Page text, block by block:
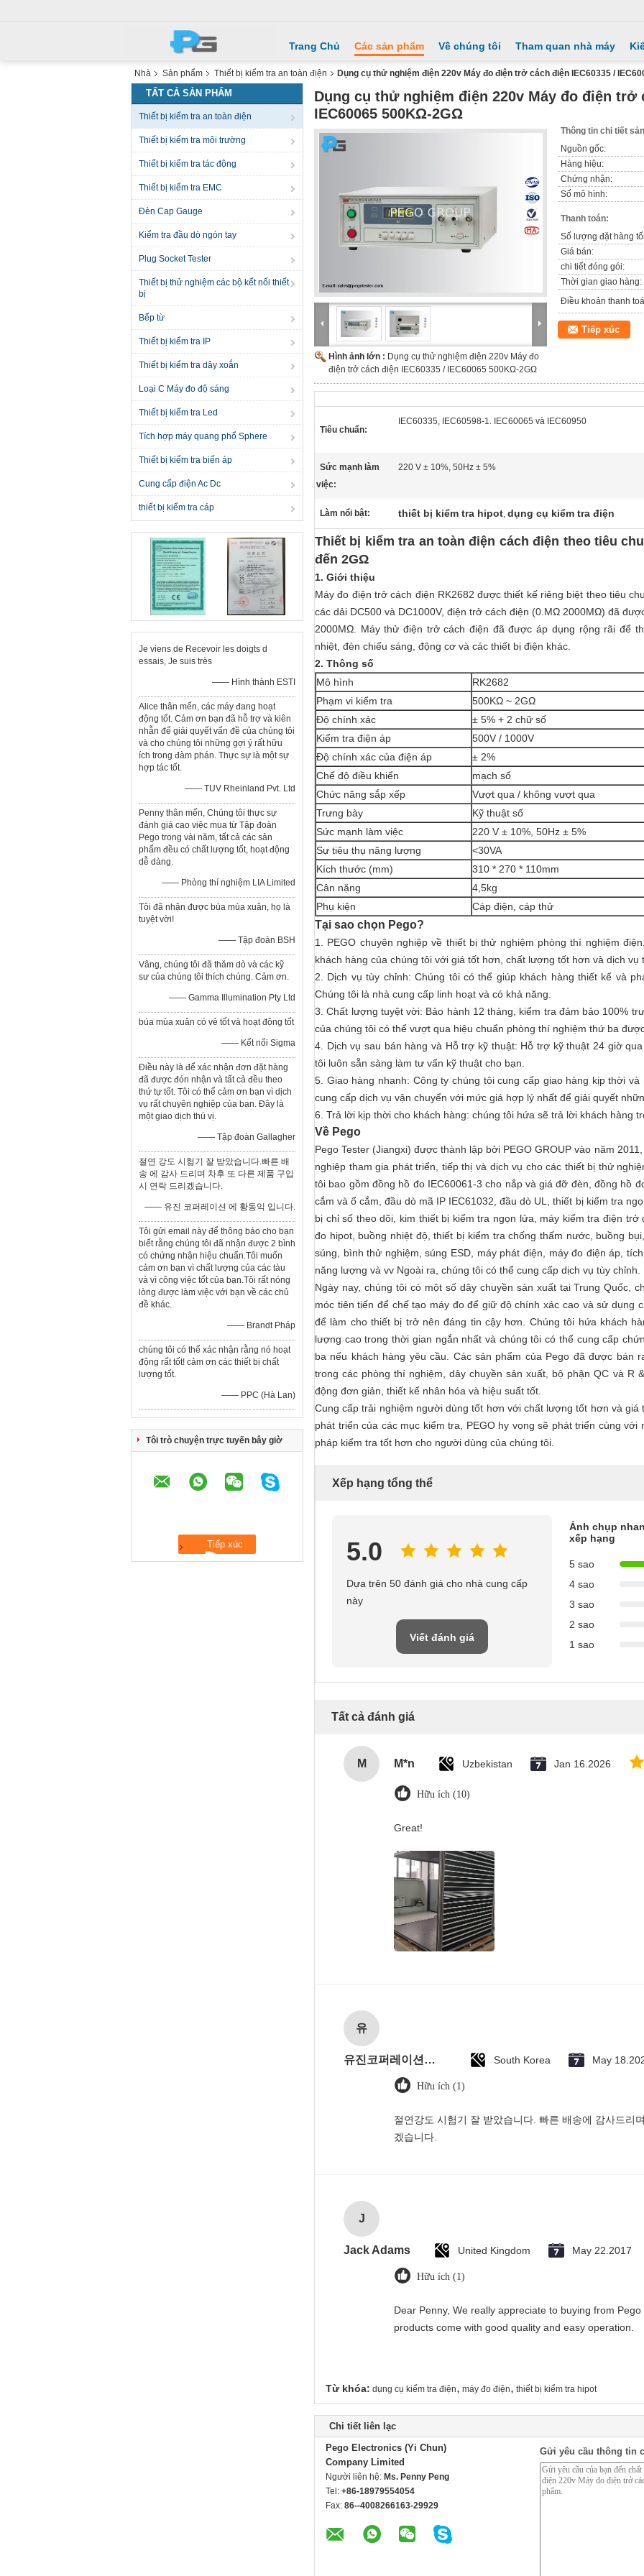
Trang Chủ Các sản phẩm Về chúng tôi Tham quan nhà máy
Nhà Sản phẩm Thiết bị kiểm tra an toàn điện Dụng cụ thử nghiệm điện 220v Máy đo điện trở cách điện IEC60335 /
TẤT CẢ SẢN PHẨM
Thiết bị kiểm tra an toàn điện
Thiết bị kiểm tra môi trường
Thiết bị kiểm tra tác động
Thiết bị kiểm tra EMC
Đèn Cap Gauge
Kiểm tra đầu dò ngón tay
Plug Socket Tester
Thiết bị thử nghiệm các bộ kết nối thiết
bị
Bếp từ
Thiết bị kiểm tra IP
Thiết bị kiểm tra dây xoắn
Loại C Máy đo độ sáng
Thiết bị kiểm tra Led
Tích hợp máy quang phổ Sphere
Thiết bị kiểm tra biến áp
Cung cấp điện Ac Dc
thiết bị kiểm tra cáp
Je viens de Recevoir les doigts d
essais, Je suis très
—— Hình thành ESTI
Alice thân mến, các máy đang hoạt
động tốt. Cảm ơn bạn đã hỗ trợ và kiên
nhẫn để giải quyết vấn đề của chúng tôi
và cho chúng tôi những gợi ý rất hữu
ích trong đàm phán. Thực sự là một sự
hợp tác tốt.
—— TUV Rheinland Pvt. Ltd
Penny thân mến, Chúng tôi thực sự
đánh giá cao việc mua từ Tập đoàn
Pego trong vài năm, tất cả các sản
phẩm đều có chất lượng tốt, hoạt động
dễ dàng.
—— Phòng thí nghiệm LIA Limited
Tôi đã nhận được búa mùa xuân, họ là
tuyệt vời!
—— Tập đoàn BSH
Vâng, chúng tôi đã thăm dò và các kỹ
sư của chúng tôi thích chúng. Cảm ơn.
—— Gamma Illumination Pty Ltd
búa mùa xuân có vẻ tốt và hoạt động tốt
—— Kết nối Sigma
Điều này là để xác nhận đơn đặt hàng
đã được đón nhận và tất cả đều theo
thứ tự tốt. Tôi có thể cảm ơn bạn vì dịch
vụ rất chuyên nghiệp của bạn. Đây là
một giao dịch thú vị.
—— Tập đoàn Gallagher
절연 강도 시험기 잘 받았습니다.빠른 배
송 에 감사 드리며 차후 또 다른 제품 구입
시 연락 드리겠습니다.
—— 유진 코퍼레이션 에 황동익 입니다.
Tôi gửi email này để thông báo cho bạn
biết rằng chúng tôi đã nhận được 2 bình
có chứng nhận hiệu chuẩn.Tôi muốn
cảm ơn bạn vì chất lượng của các tàu
và vì công việc tốt của bạn.Tôi rất nóng
lòng được làm việc với bạn về các chủ
đề khác.
—— Brandt Pháp
chúng tôi có thể xác nhận rằng nó hoạt
động rất tốt! cảm ơn các thiết bị chất
lượng tốt.
—— PPC (Hà Lan)
Tôi trò chuyện trực tuyến bây giờ
Dụng cụ thử nghiệm điện 220v Máy đo điện trở
IEC60065 500KΩ-2GΩ
Hình ảnh lớn : Dụng cụ thử nghiệm điện 220v Máy đo
điện trở cách điện IEC60335 / IEC60065 500KΩ-2GΩ
Thông tin chi tiết
Nguồn gốc:
Hàng hiệu:
Chứng nhận:
Số mô hình:
Thanh toán:
Số lượng đặt hàng
Giá bán:
chi tiết đóng gói:
Thời gian giao hàng:
Điều khoản thanh
Tiếp xúc
Tiêu chuẩn:
IEC60335, IEC60598-1. IEC60065 và IEC60950
Sức mạnh làm
việc:
220 V ± 10%, 50Hz ± 5%
Làm nổi bật: thiết bị kiểm tra hipot, dụng cụ kiểm tra điện
Thiết bị kiểm tra an toàn điện cách điện theo tiêu
đến 2GΩ
1. Giới thiệu
Máy đo điện trở cách điện RK2682 được thiết kế riêng biệt theo tiêu
các dải DC500 và DC1000V, điện trở cách điện (0.MΩ 2000MΩ) đã
2000MΩ. Máy thử điện trở cách điện đã được áp dụng rộng rãi để
nhiệt, đèn chiếu sáng, động cơ và các thiết bị điện khác.
2. Thông số
Mô hình
RK2682
Phạm vi kiểm tra
500KΩ ~ 2GΩ
Độ chính xác
± 5% + 2 chữ số
Kiểm tra điện áp
500V / 1000V
Độ chính xác của điện áp
± 2%
Chế độ điều khiển
mạch số
Chức năng sắp xếp
Vượt qua / không vượt qua
Trưng bày
Kỹ thuật số
Sức mạnh làm việc
220 V ± 10%, 50Hz ± 5%
Sự tiêu thụ năng lượng
<30VA
Kích thước (mm)
310 * 270 * 110mm
Cân nặng
4,5kg
Phụ kiện
Cáp điện, cáp thử
Tại sao chọn Pego?
1. PEGO chuyên nghiệp về thiết bị thử nghiệm phòng thí nghiệm
khách hàng của chúng tôi với giá tốt hơn, chất lượng tốt hơn và dịch vụ
2. Dịch vụ tùy chỉnh: Chúng tôi có thể giúp khách hàng thiết kế và
Chúng tôi là nhà cung cấp linh hoạt và có khả năng.
3. Chất lượng tuyệt vời: Bảo hành 12 tháng, kiểm tra đảm bảo 100%
của chúng tôi có thể vượt qua hiệu chuẩn phòng thí nghiệm thứ ba
4. Dịch vụ sau bán hàng và Hỗ trợ kỹ thuật: Hỗ trợ kỹ thuật 24 giờ
tôi luôn sẵn sàng làm tư vấn kỹ thuật cho bạn.
5. Giao hàng nhanh: Công ty chúng tôi cung cấp giao hàng kịp thời
cung cấp dịch vụ vận chuyển với mức giá hợp lý nhất để giải quyết
6. Trả lời kịp thời cho khách hàng: chúng tôi hứa sẽ trả lời khách hàng
Về Pego
Pego Tester (Jiangxi) được thành lập bởi PEGO GROUP vào năm
nghiệp tham gia phát triển, tiếp thị và dịch vụ cho các thiết bị thử
tôi bao gồm đồng hồ đo IEC60061-3 cho nắp và giá đỡ đèn, đồng hồ
cắm và ổ cắm, đầu dò mã IP IEC61032, đầu dò UL, thiết bị kiểm tra
bị chỉ số theo dõi, kim thiết bị kiểm tra ngọn lửa, máy kiểm tra điện
đo hipot, buồng nhiệt độ, thiết bị kiểm tra chống thấm nước, buồng
súng, bình thử nghiệm, súng ESD, máy phát điện, máy đo điện áp,
năng lượng và vv Ngoài ra, chúng tôi có thể cung cấp dịch vụ tùy chỉnh.
Ngày nay, chúng tôi có một số dây chuyền sản xuất tại Trung Quốc,
móc tiên tiến để chế tạo máy đo để giữ độ chính xác cao và sử dụng
để làm cho thiết bị trở nên đáng tin cậy hơn. Chúng tôi hứa khách
lượng cao trong thời gian ngắn nhất và chúng tôi có thể cung cấp
ba nếu khách hàng yêu cầu. Các sản phẩm của Pego đã được bán
trong các phòng thí nghiệm, dây chuyền sản xuất, bộ phận QC và R
động đơn giản, thiết kế nhân hóa và hiệu suất tốt.
Cung cấp trải nghiệm người dùng tốt hơn với chất lượng tốt hơn và
phát triển của các mục kiểm tra, PEGO hy vọng sẽ phát triển cùng
pháp kiểm tra tốt hơn cho người dùng của chúng tôi.
Xếp hạng tổng thể
5.0
Dựa trên 50 đánh giá cho nhà cung cấp
này
Viết đánh giá
Ảnh chụp
xếp hạng
5 sao
4 sao
3 sao
2 sao
1 sao
Tất cả đánh giá
M M*n Uzbekistan Jan 16.2026
Hữu ích (10)
Great!
유
유진코퍼레이션에 황동익입니다. South Korea May
Hữu ích (1)
절연강도 시험기 잘 받았습니다. 빠른 배송에 감사드리
겠습니다.
J
Jack Adams United Kingdom May 22.2017
Hữu ích (1)
Dear Penny, We really appreciate to buying from
products come with good quality and easy operation.
Từ khóa: dụng cụ kiểm tra điện, máy đo điện, thiết bị kiểm tra hipot
Chi tiết liên lạc
Pego Electronics (Yi Chun)
Company Limited
Người liên hệ: Ms. Penny Peng
Tel: +86-18979554054
Fax: 86--4008266163-29929
Gửi yêu cầu thông tin